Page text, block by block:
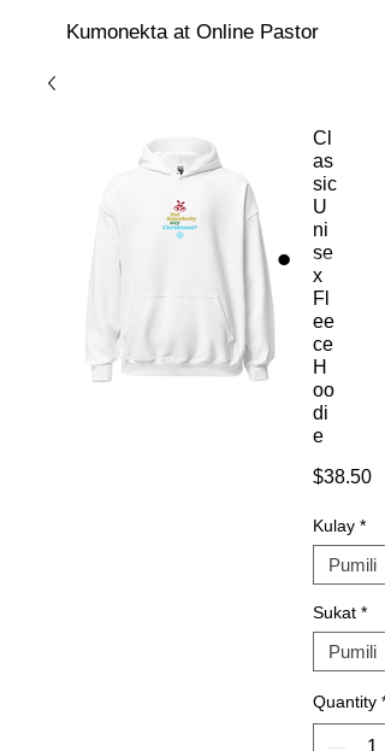
Kumonekta at Online Pastor
Cl
as
sic
U
ni
se
x
Fl
ee
ce
H
oo
di
e
$38.50
Kulay *
Sukat *
Quantity *